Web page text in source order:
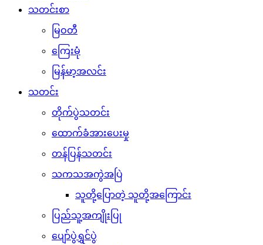
သတင်းစာ
မြဝတီ
ကြေးမုံ
မြန်မာ့အလင်း
သတင်း
တိုက်ပွဲသတင်း
ထောက်ခံအားပေးမှု
တန်ပြန်သတင်း
သကသအကွဲအပြဲ
သူတို့ပြောတဲ့ သူတို့အကြောင်း
ပြည်သူ့အကျိုးပြု
ပျော်ပွဲရွှင်ပွဲ